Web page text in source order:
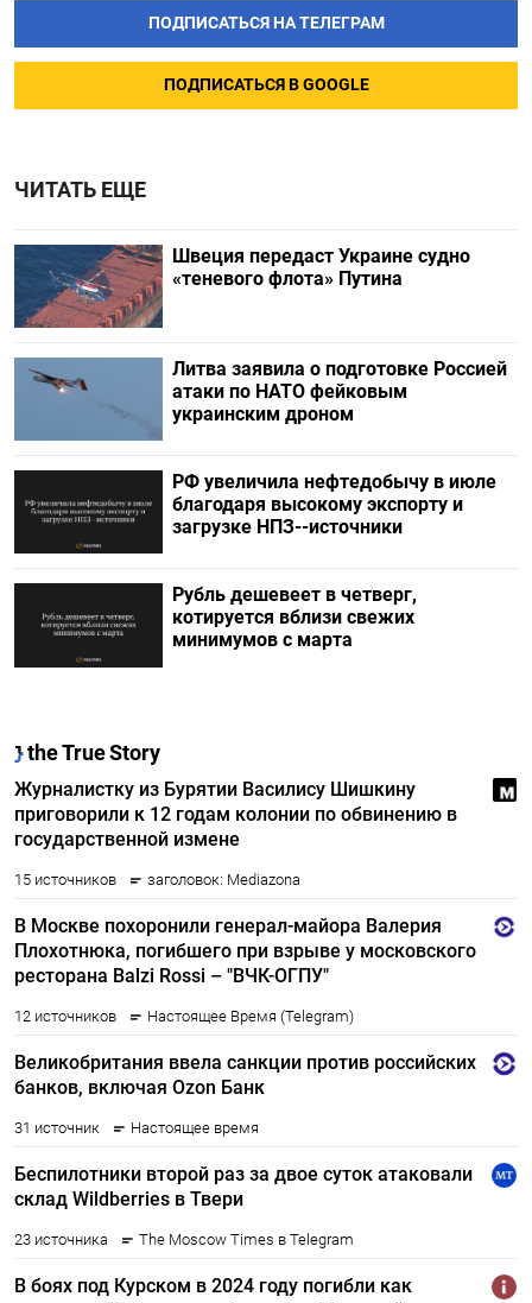
ПОДПИСАТЬСЯ НА ТЕЛЕГРАМ
ПОДПИСАТЬСЯ В GOOGLE
ЧИТАТЬ ЕЩЕ
Швеция передаст Украине судно
«теневого флота» Путина
Литва заявила о подготовке Россией
атаки по НАТО фейковым
украинским дроном
РФ увеличила нефтедобычу в июле
благодаря высокому экспорту и
загрузке НПЗ--источники
Рубль дешевеет в четверг,
котируется вблизи свежих
минимумов с марта